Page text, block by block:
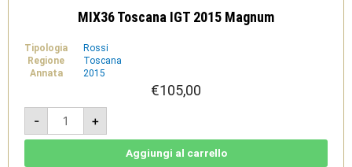
MIX36 Toscana IGT 2015 Magnum
Tipologia
Rossi
Regione
Toscana
Annata
2015
€105,00
-
MIX36
Toscana
IGT
2015
+
Aggiungi al carrello